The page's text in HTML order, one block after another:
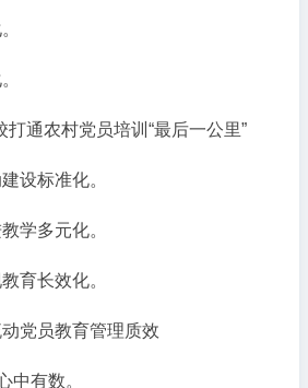
通农村党员培训“最后一公里”
设标准化。
学多元化。
育长效化。
动党员教育管理质效
中有数。